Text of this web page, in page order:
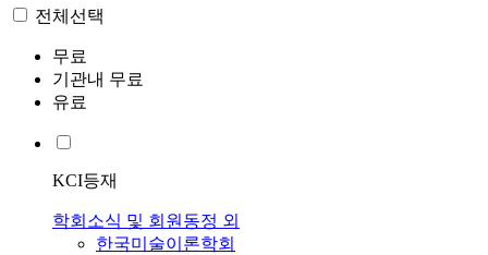
전체선택
무료
기관내 무료
유료
KCI등재
학회소식 및 회원동정 외
한국미술이론학회